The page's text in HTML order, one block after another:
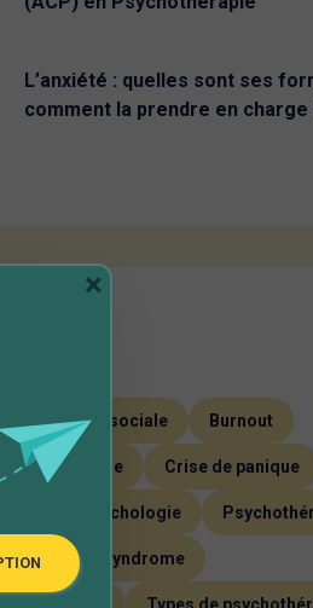
L’anxiété : quelles sont ses
comment la prendre en charge
Anxiété sociale Burnout
thérapeutique Crise de panique
Psychologie
Syndrome
Types de
×